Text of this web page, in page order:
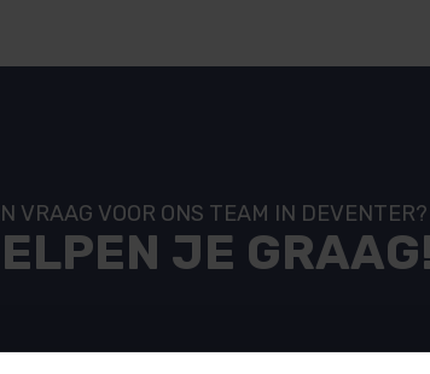
N VRAAG VOOR ONS TEAM IN DEVENTER?
ELPEN JE GRAAG